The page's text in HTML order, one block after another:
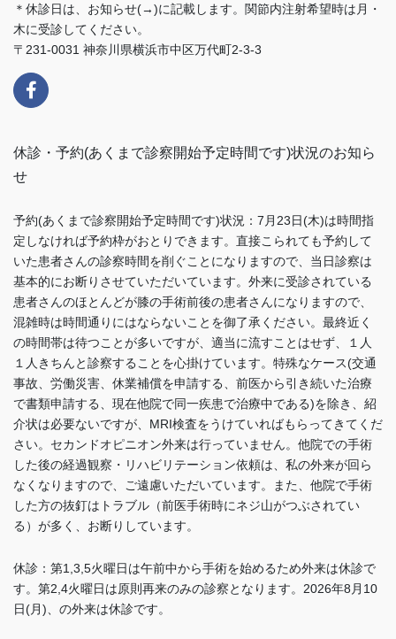
＊休診日は、お知らせ(→)に記載します。関節内注射希望時は月・
木に受診してください。
〒231-0031 神奈川県横浜市中区万代町2-3-3
休診・予約(あくまで診察開始予定時間です)状況のお知ら
せ
予約(あくまで診察開始予定時間です)状況：7月23日(木)は時間指
定しなければ予約枠がおとりできます。直接こられても予約して
いた患者さんの診察時間を削ぐことになりますので、当日診察は
基本的にお断りさせていただいています。外来に受診されている
患者さんのほとんどが膝の手術前後の患者さんになりますので、
混雑時は時間通りにはならないことを御了承ください。最終近く
の時間帯は待つことが多いですが、適当に流すことはせず、１人
１人きちんと診察することを心掛けています。特殊なケース(交通
事故、労働災害、休業補償を申請する、前医から引き続いた治療
で書類申請する、現在他院で同一疾患で治療中である)を除き、紹
介状は必要ないですが、MRI検査をうけていればもらってきてくだ
さい。セカンドオピニオン外来は行っていません。他院での手術
した後の経過観察・リハビリテーション依頼は、私の外来が回ら
なくなりますので、ご遠慮いただいています。また、他院で手術
した方の抜釘はトラブル（前医手術時にネジ山がつぶされてい
る）が多く、お断りしています。
休診：第1,3,5火曜日は午前中から手術を始めるため外来は休診で
す。 第2,4火曜日は原則再来のみの診察となります。2026年8月10
日(月)、の外来は休診です。